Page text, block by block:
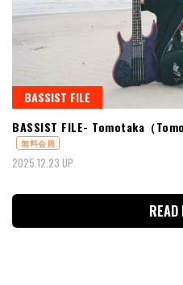
BASSIST FILE
BASSIST FILE- Tomotaka（
無料会員
2025.12.23 UP
READ